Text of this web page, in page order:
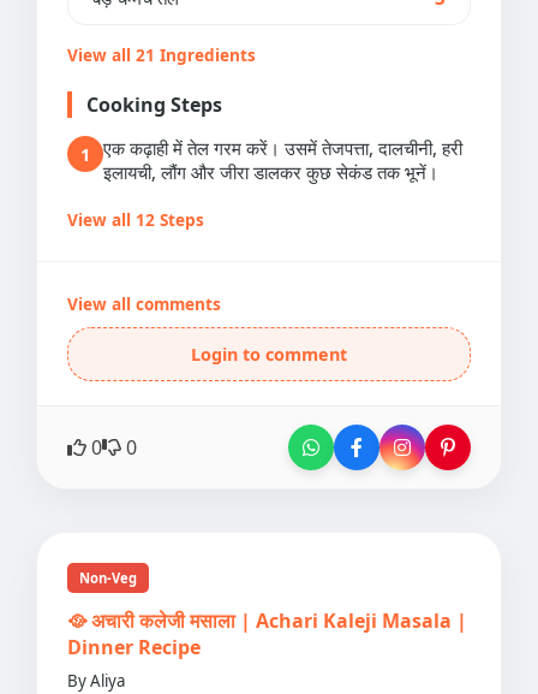
View all 21 Ingredients
Cooking Steps
1
एक कढ़ाही में तेल गरम करें। उसमें तेजपत्ता, दालचीनी, हरी
इलायची, लौंग और जीरा डालकर कुछ सेकंड तक भूनें।
View all 12 Steps
View all comments
Login to comment
0 0
Non-Veg
🥘 अचारी कलेजी मसाला | Achari Kaleji Masala |
Dinner Recipe
By Aliya